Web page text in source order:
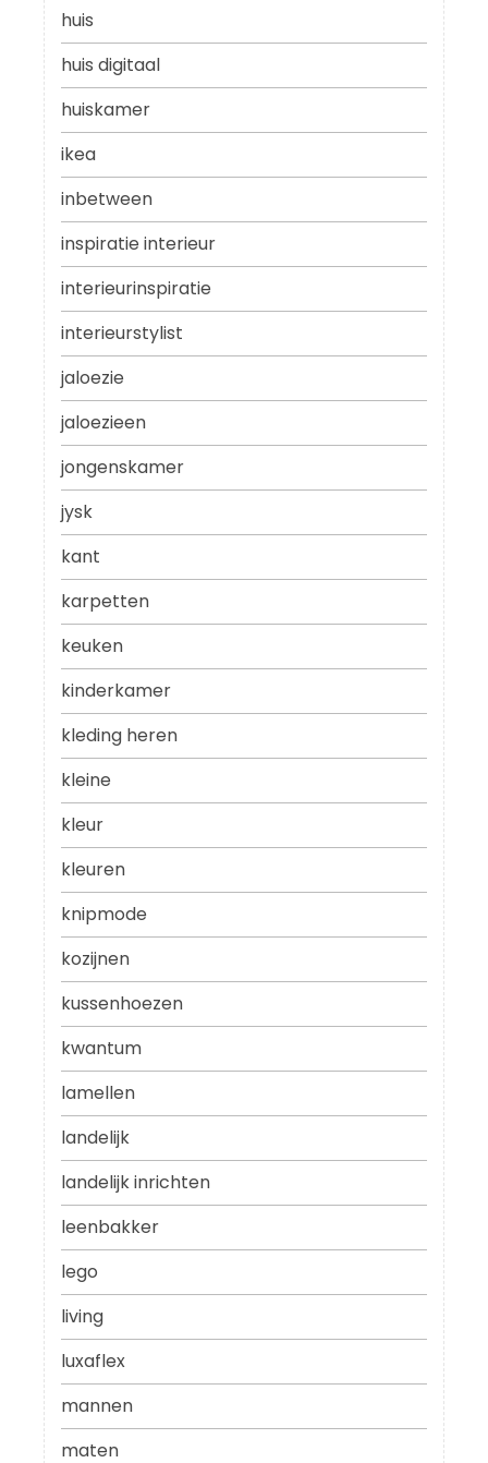
huis
huis digitaal
huiskamer
ikea
inbetween
inspiratie interieur
interieurinspiratie
interieurstylist
jaloezie
jaloezieen
jongenskamer
jysk
kant
karpetten
keuken
kinderkamer
kleding heren
kleine
kleur
kleuren
knipmode
kozijnen
kussenhoezen
kwantum
lamellen
landelijk
landelijk inrichten
leenbakker
lego
living
luxaflex
mannen
maten